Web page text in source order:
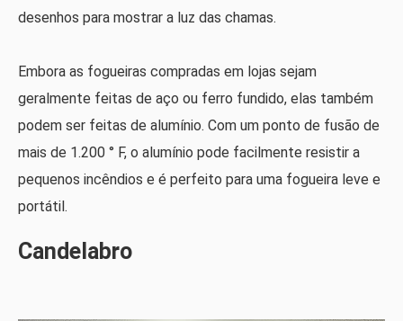
desenhos para mostrar a luz das chamas.
Embora as fogueiras compradas em lojas sejam
geralmente feitas de aço ou ferro fundido, elas também
podem ser feitas de alumínio. Com um ponto de fusão de
mais de 1.200 ° F, o alumínio pode facilmente resistir a
pequenos incêndios e é perfeito para uma fogueira leve e
portátil.
Candelabro